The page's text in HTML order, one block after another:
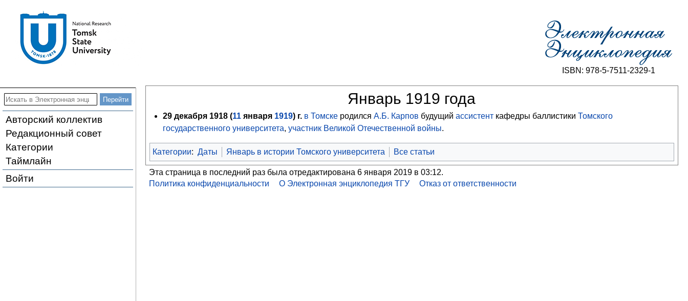
ISBN: 978-5-7511-2329-1
Авторский коллектив
Редакционный совет
Категории
Таймлайн
Войти
Январь 1919 года
29 декабря 1918 (11 января 1919) г. в Томскеродился А.Б. Карпов будущий ассистенткафедры баллистики Томского
государственного университета, участник Великой Отечественной войны.
Категории: Даты Январь в истории Томского университета Все статьи
Эта страница в последний раз была отредактирована 6 января 2019 в 03:12.
Политика конфиденциальности
О Электронная энциклопедия ТГУ Отказ от ответственности